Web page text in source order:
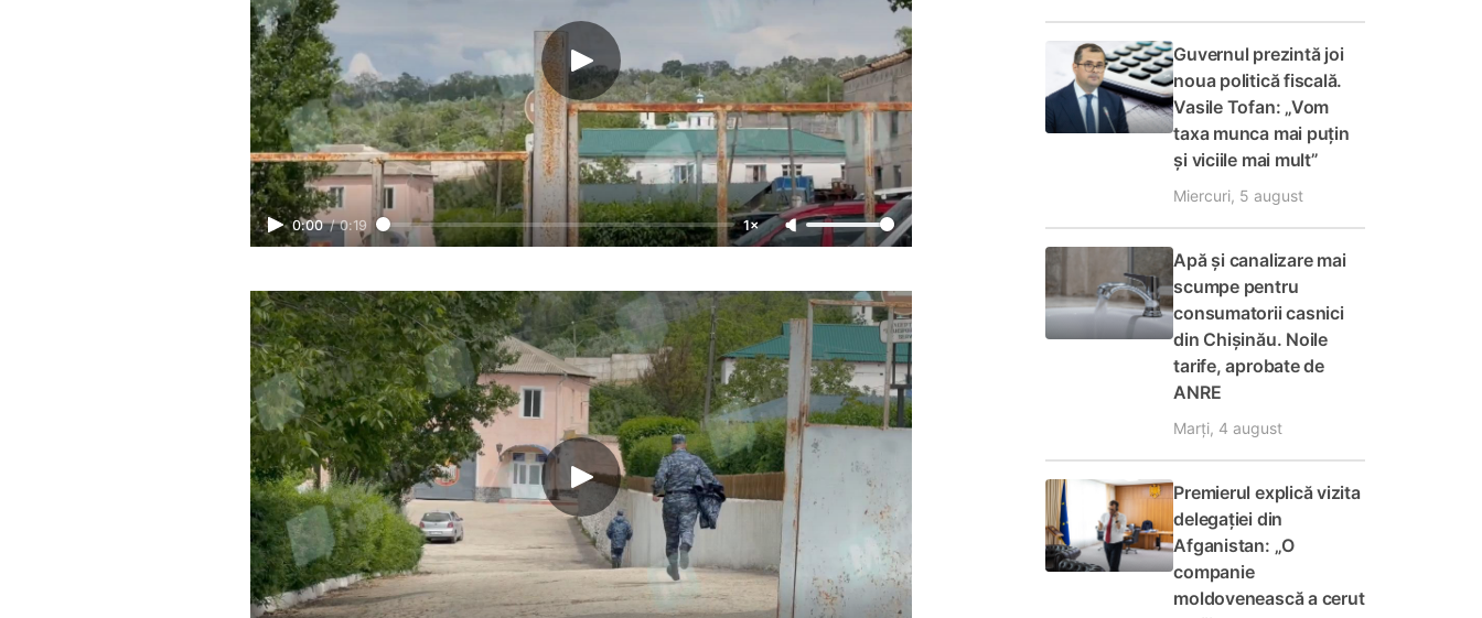
0:00 / 0:19 1×
Guvernul prezintă joi
noua politică fiscală.
Vasile Tofan: „Vom
taxa munca mai puțin
și viciile mai mult”
Miercuri, 5 august
Apă și canalizare mai
scumpe pentru
consumatorii casnici
din Chișinău. Noile
tarife, aprobate de
ANRE
Marți, 4 august
Premierul explică vizita
delegației din
Afganistan: „O
companie
moldovenească a cerut